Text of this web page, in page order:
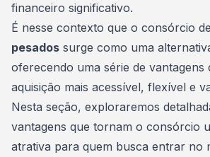
financeiro significativo.
É nesse contexto que o consórcio de
pesados surge como uma
oferecendo uma série de vantagens
aquisição mais acessível, flexível e
Nesta seção, exploraremos
vantagens que tornam o consórcio
atrativa para quem busca entrar no